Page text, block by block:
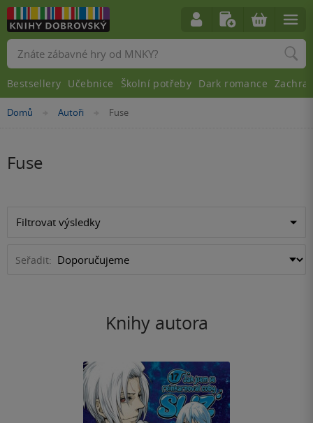
Nacházíte
Domů »Autoři »Fuse
Fuse
Filtrovat výsledky
Seřadit:
Knihy autora
Vyhledávání
Bestsellery Učebnice Školní potřeby Dark romance